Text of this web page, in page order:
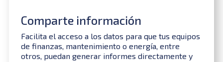
Comparte información
Facilita el acceso a los datos para que tus equipos
de finanzas, mantenimiento o energía, entre
otros, puedan generar informes directamente y